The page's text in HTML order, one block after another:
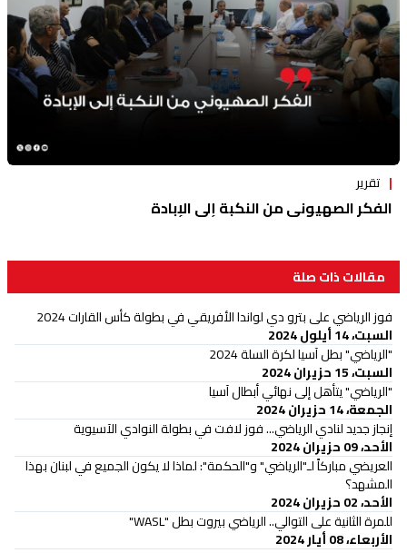
تقرير
الفكر الصهيوني من النكبة إلى الإبادة
مقالات ذات صلة
فوز الرياضي على بترو دي لواندا الأفريقي في بطولة كأس القارات 2024
السبت، 14 أيلول 2024
"الرياضي" بطل آسيا لكرة السلة 2024
السبت، 15 حزيران 2024
"الرياضي" يتأهل إلى نهائي أبطال آسيا
الجمعة، 14 حزيران 2024
إنجاز جديد لنادي الرياضي... فوز لافت في بطولة النوادي الآسيوية
الأحد، 09 حزيران 2024
العريضي مباركاً لـ"الرياضي" و"الحكمة": لماذا لا يكون الجميع في لبنان بهذا
المشهد؟
الأحد، 02 حزيران 2024
للمرة الثانية على التوالي.. الرياضي بيروت بطل "WASL"
الأربعاء، 08 أيار 2024